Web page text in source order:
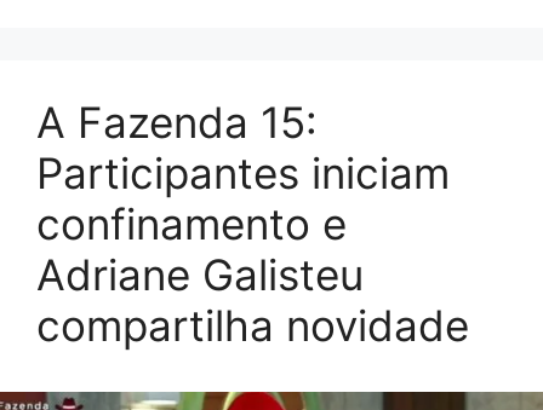
A Fazenda 15:
Participantes iniciam
confinamento e
Adriane Galisteu
compartilha novidade